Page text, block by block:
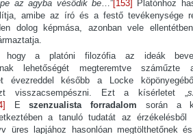
az agyba vésődik be…”[153]
Platónhoz
amibe az író és a festő tevékenysége
dolog képmása, azonban vele
hogy a platóni filozófia az ideák
lehetőségét megteremtve
évezreddel később a Locke
visszacsempészni. Ezt a kísérletet „
Eszenzualista forradalom során a
a tanuló tudatát az érzékelésből
üres lapjához hasonlóan megtölthetőnek